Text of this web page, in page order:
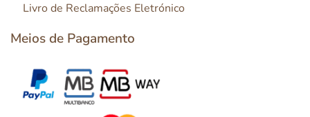
Livro de Reclamações Eletrónico
Meios de Pagamento